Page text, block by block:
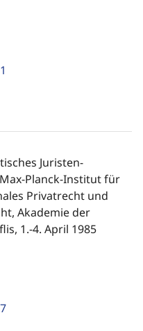
Juristen-
Planck-Institut für
Privatrecht und
Akademie der
1.-4. April 1985